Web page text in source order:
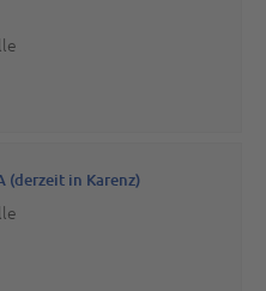
(derzeit in Karenz)